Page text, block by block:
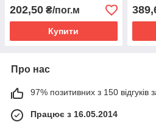
202,50 ₴/пог.м
Купити
Про нас
97% позитивних з 150 відгуків
Працює з 16.05.2014